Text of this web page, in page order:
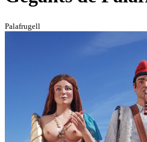
Palafrugell